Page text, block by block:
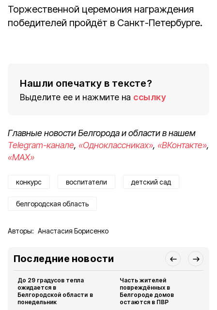
Торжественной церемония награждения
победителей пройдёт в Санкт-Петербурге.
Нашли опечатку в тексте?
Выделите ее и нажмите на ссылку
Главные новости Белгорода и области в нашем
Telegram-канале, «Одноклассниках», «ВКонтакте»,
«MAX»
конкурс воспитатели детский сад
белгородская область
Авторы: Анастасия Борисенко
Последние новости
До 29 градусов тепла
ожидается в
Белгородской области в
понедельник
Часть жителей
повреждённых в
Белгороде домов
остаются в ПВР